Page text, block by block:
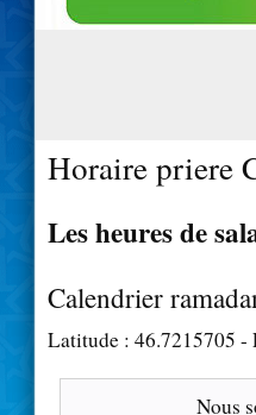
Horaire priere
Les heures de
Calendrier
Latitude : 46.7215705 -
Nous